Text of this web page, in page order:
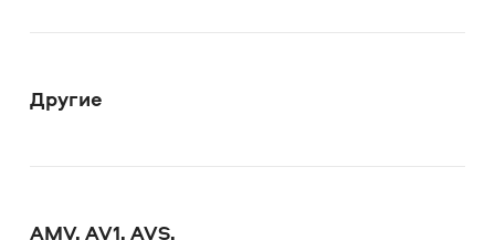
Другие
AMV, AV1, AVS,